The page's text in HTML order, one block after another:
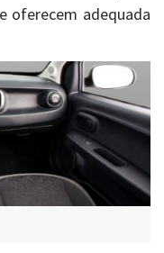
oferecem adequada